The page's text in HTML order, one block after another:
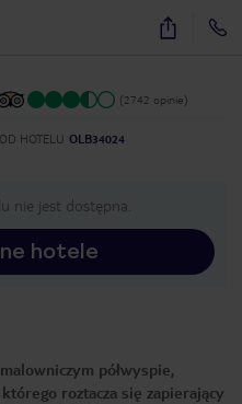
26
(2742 opinie)
HOTELU OLB34024
nie jest dostępna.
hotele
półwyspie,
roztacza się zapierający